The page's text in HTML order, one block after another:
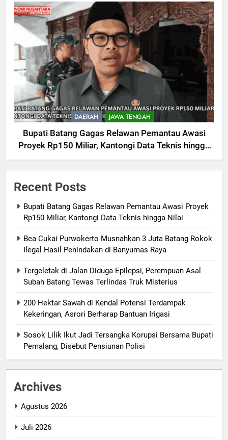
DAERAH JAWA TENGAH
Bupati Batang Gagas Relawan Pemantau Awasi
Proyek Rp150 Miliar, Kantongi Data Teknis hingga
Nilai
Recent Posts
Bupati Batang Gagas Relawan Pemantau Awasi Proyek
Rp150 Miliar, Kantongi Data Teknis hingga Nilai
Bea Cukai Purwokerto Musnahkan 3 Juta Batang Rokok
Ilegal Hasil Penindakan di Banyumas Raya
Tergeletak di Jalan Diduga Epilepsi, Perempuan Asal
Subah Batang Tewas Terlindas Truk Misterius
200 Hektar Sawah di Kendal Potensi Terdampak
Kekeringan, Asrori Berharap Bantuan Irigasi
Sosok Lilik Ikut Jadi Tersangka Korupsi Bersama Bupati
Pemalang, Disebut Pensiunan Polisi
Archives
Agustus 2026
Juli 2026